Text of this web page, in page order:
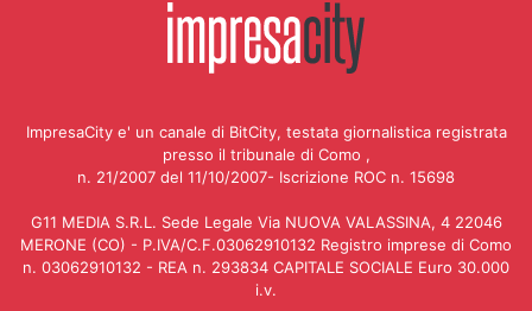
ImpresaCity e' un canale di BitCity, testata giornalistica registrata
presso il tribunale di Como ,
n. 21/2007 del 11/10/2007- Iscrizione ROC n. 15698
G11 MEDIA S.R.L. Sede Legale Via NUOVA VALASSINA, 4 22046
MERONE (CO) - P.IVA/C.F.03062910132 Registro imprese di Como
n. 03062910132 - REA n. 293834 CAPITALE SOCIALE Euro 30.000
i.v.